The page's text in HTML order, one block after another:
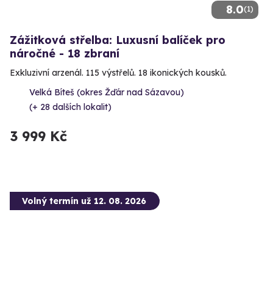
8.0(1)
Zážitková střelba: Luxusní balíček pro
náročné - 18 zbraní
Exkluzivní arzenál. 115 výstřelů. 18 ikonických kousků.
Velká Bíteš (okres Žďár nad Sázavou)
(+ 28 dalších lokalit)
3 999 Kč
Volný termín už 12. 08. 2026